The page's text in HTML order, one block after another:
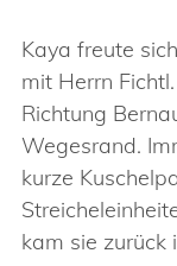
Kaya freute
mit Herrn
Richtung
Wegesrand.
kurze
kam sie zurück